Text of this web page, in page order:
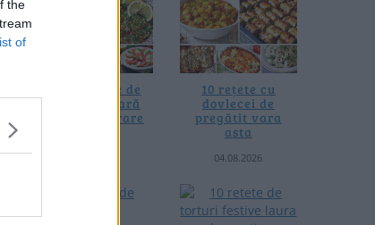
the
of
20 de rețete de
salate de vară
fără prelucrare
10 rețete cu
dovlecei de
pregătit vara
asta
04.08.2026